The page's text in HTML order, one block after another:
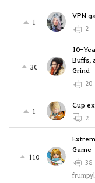
1
VPN
2
30
10-
Buffs,
Grind
20
1
Cup
2
110
Game
38